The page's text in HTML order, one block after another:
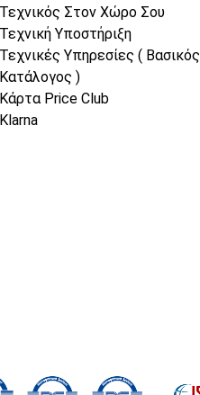
Τεχνικός Στον Χώρο Σου
Τεχνική Υποστήριξη
Τεχνικές Υπηρεσίες ( Βασικός
Κατάλογος )
Κάρτα Price Club
Klarna